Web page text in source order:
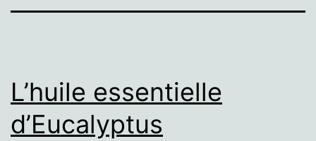
L’huile essentielle
d’Eucalyptus